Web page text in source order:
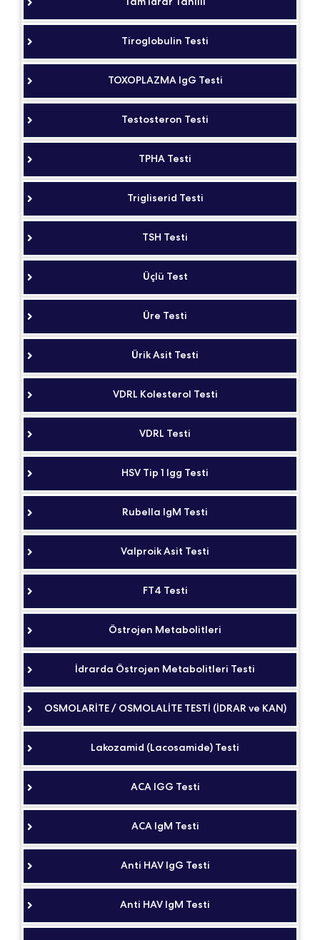
Tiroglobulin Testi
TOXOPLAZMA IgG Testi
Testosteron Testi
TPHA Testi
Trigliserid Testi
TSH Testi
Üçlü Test
Üre Testi
Ürik Asit Testi
VDRL Kolesterol Testi
VDRL Testi
HSV Tip 1 Igg Testi
Rubella IgM Testi
Valproik Asit Testi
FT4 Testi
Östrojen Metabolitleri
İdrarda Östrojen Metabolitleri Testi
OSMOLARİTE / OSMOLALİTE TESTİ (İDRAR ve KAN)
Lakozamid (Lacosamide) Testi
ACA IGG Testi
ACA IgM Testi
Anti HAV IgG Testi
Anti HAV IgM Testi